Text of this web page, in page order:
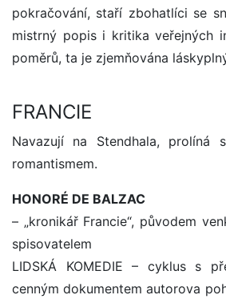
pokračování, staří zbohatlíci se
mistrný popis i kritika veřejných
poměrů, ta je zjemňována
FRANCIE
Navazují na Stendhala, prolíná
romantismem.
HONORÉ DE BALZAC
– „kronikář Francie“, původem
spisovatelem
LIDSKÁ KOMEDIE – cyklus s
cenným dokumentem autorova